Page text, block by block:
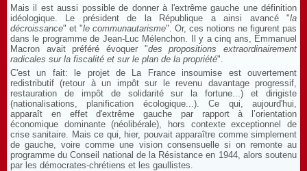
Mais il est aussi possible de donner à l'extrême gauche une définition
idéologique. Le président de la République a ainsi avancé "la
décroissance" et "le communautarisme". Or, ces notions ne figurent pas
dans le programme de Jean-Luc Mélenchon. Il y a cinq ans, Emmanuel
Macron avait préféré évoquer "des propositions extraordinairement
radicales sur la fiscalité et sur le plan de la propriété".
C'est un fait: le projet de La France insoumise est ouvertement
redistributif (retour à un impôt sur le revenu davantage progressif,
restauration de impôt de solidarité sur la fortune...) et dirigiste
(nationalisations, planification écologique...). Ce qui, aujourd'hui,
apparaît en effet d'extrême gauche par rapport à l’orientation
économique dominante (néolibérale), hors contexte exceptionnel de
crise sanitaire. Mais ce qui, hier, pouvait apparaître comme simplement
de gauche, voire comme une vision consensuelle si on remonte au
programme du Conseil national de la Résistance en 1944, alors soutenu
par les démocrates-chrétiens et les gaullistes.